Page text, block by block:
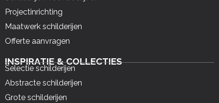
Projectinrichting
Maatwerk schilderijen
Offerte aanvragen
INSPIRATIE & COLLECTIES
Selectie schilderijen
Abstracte schilderijen
Grote schilderijen